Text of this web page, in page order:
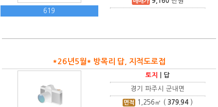
619
*26년5월* 방목리 답, 지적도로접
토지 답
경기 파주시 군내면
면적 1,256 ㎡ ( 379.94 )